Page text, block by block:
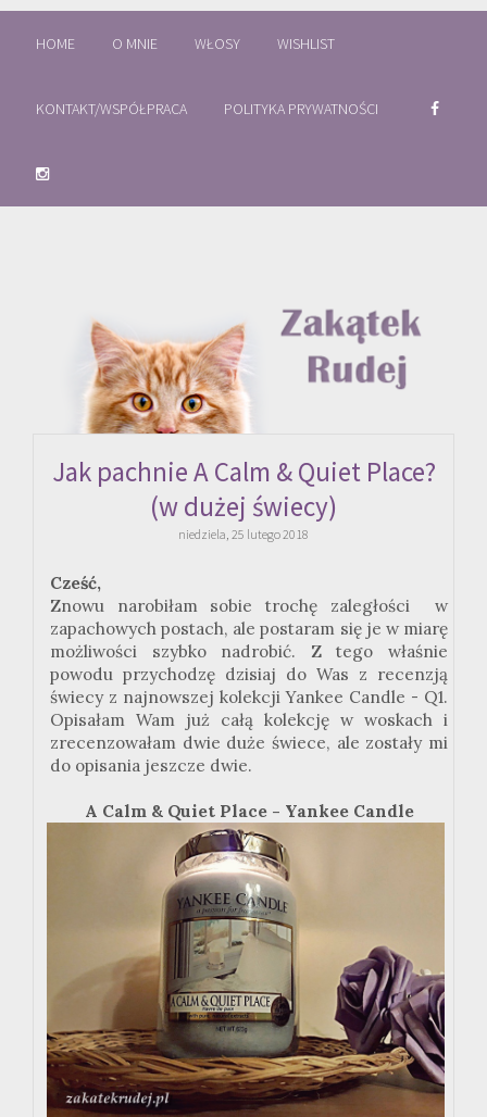
HOME O MNIE WŁOSY WISHLIST
KONTAKT/WSPÓŁPRACA POLITYKA PRYWATNOŚCI
Jak pachnie A Calm & Quiet Place?
(w dużej świecy)
niedziela, 25 lutego 2018
Cześć,
Znowu narobiłam sobie trochę zaległości w
zapachowych postach, ale postaram się je w miarę
możliwości szybko nadrobić. Z tego właśnie
powodu przychodzę dzisiaj do Was z recenzją
świecy z najnowszej kolekcji Yankee Candle - Q1.
Opisałam Wam już całą kolekcję w woskach i
zrecenzowałam dwie duże świece, ale zostały mi
do opisania jeszcze dwie.
A Calm & Quiet Place - Yankee Candle